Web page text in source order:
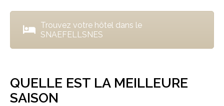
Trouvez votre hôtel dans le
SNAEFELLSNES
QUELLE EST LA MEILLEURE
SAISON